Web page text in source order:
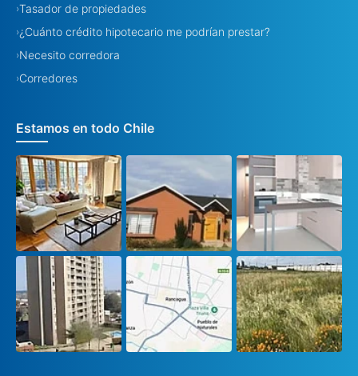
›Tasador de propiedades
›¿Cuánto crédito hipotecario me podrían prestar?
›Necesito corredora
›Corredores
Estamos en todo Chile